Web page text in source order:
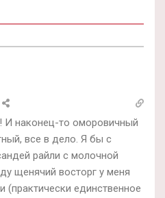
И наконец-то оморовичный
все в дело. Я бы с
райли с молочной
щенячий восторг у меня
(практически единственное